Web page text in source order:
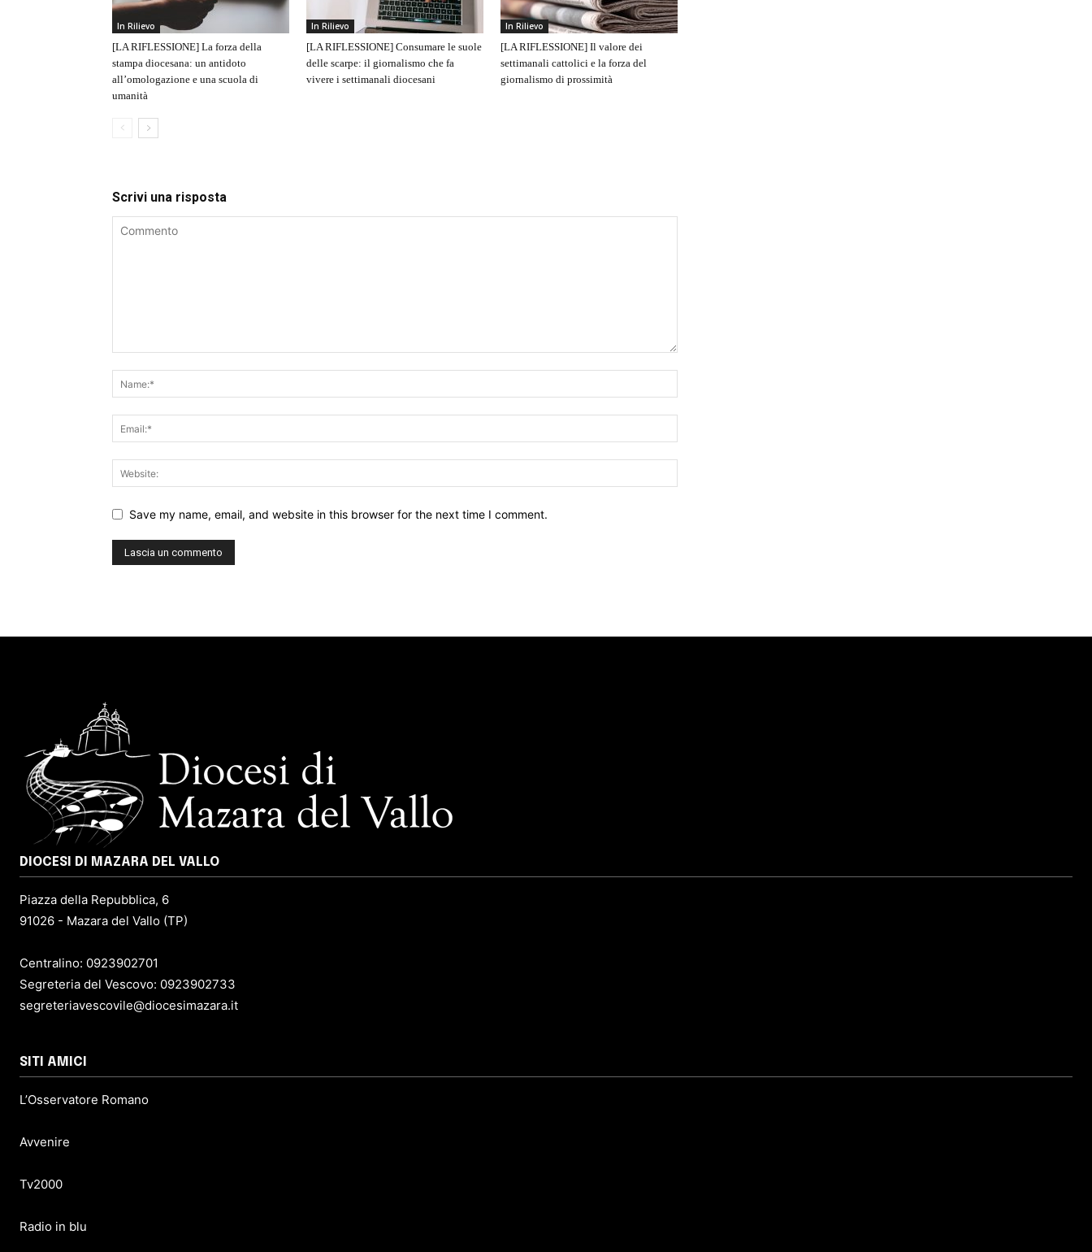
In Rilievo
[LA RIFLESSIONE] La forza della
stampa diocesana: un antidoto
all’omologazione e una scuola di
umanità
In Rilievo
[LA RIFLESSIONE] Consumare le suole
delle scarpe: il giornalismo che fa
vivere i settimanali diocesani
In Rilievo
[LA RIFLESSIONE] Il valore dei
settimanali cattolici e la forza del
giornalismo di prossimità
Scrivi una risposta
Save my name, email, and website in this browser for the next time I comment.
DIOCESI DI MAZARA DEL VALLO
Piazza della Repubblica, 6
91026 - Mazara del Vallo (TP)
Centralino: 0923902701
Segreteria del Vescovo: 0923902733
segreteriavescovile@diocesimazara.it
SITI AMICI
L’Osservatore Romano
Avvenire
Tv2000
Radio in blu